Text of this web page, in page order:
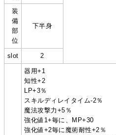
装
備
部
位
下半身
slot 2
器用+1
知性+2
LP+3％
スキルディレイタイム-2％
魔法攻撃力+5％
強化値1+毎に、MP+30
強化値+2毎に魔術耐性+2％